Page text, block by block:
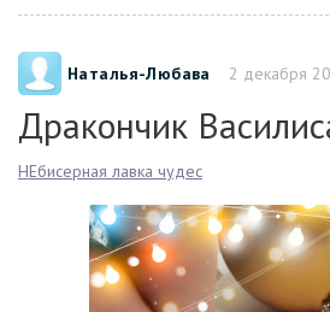
Наталья-Любава 2 декабря
Дракончик
НЕбисерная лавка чудес